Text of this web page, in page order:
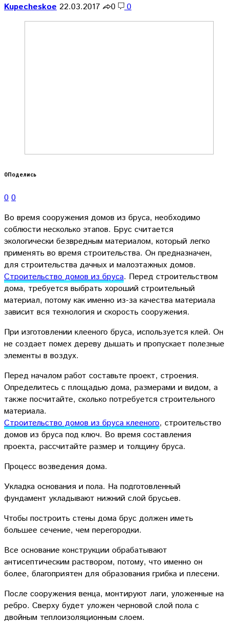
Kupecheskoe 22.03.2017 0 0
0Поделись
0 0
Во время сооружения домов из бруса, необходимо
соблюсти несколько этапов. Брус считается
экологически безвредным материалом, который легко
применять во время строительства. Он предназначен,
для строительства дачных и малоэтажных домов.
Строительство домов из бруса. Перед строительством
дома, требуется выбрать хороший строительный
материал, потому как именно из-за качества материала
зависит вся технология и скорость сооружения.
При изготовлении клееного бруса, используется клей. Он
не создает помех дереву дышать и пропускает полезные
элементы в воздух.
Перед началом работ составьте проект, строения.
Определитесь с площадью дома, размерами и видом, а
также посчитайте, сколько потребуется строительного
материала.
Строительство домов из бруса клееного, строительство
домов из бруса под ключ. Во время составления
проекта, рассчитайте размер и толщину бруса.
Процесс возведения дома.
Укладка основания и пола. На подготовленный
фундамент укладывают нижний слой брусьев.
Чтобы построить стены дома брус должен иметь
большее сечение, чем перегородки.
Все основание конструкции обрабатывают
антисептическим раствором, потому, что именно он
более, благоприятен для образования грибка и плесени.
После сооружения венца, монтируют лаги, уложенные на
ребро. Сверху будет уложен черновой слой пола с
двойным теплоизоляционным слоем.